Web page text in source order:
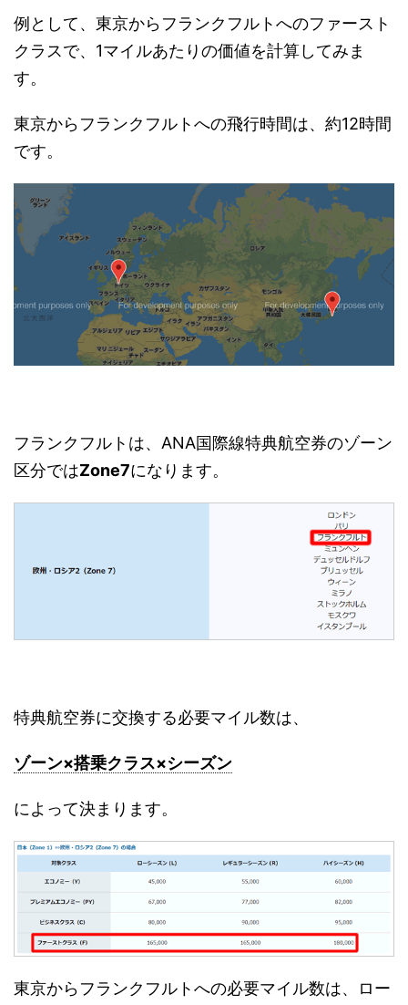
例として、東京からフランクフルトへのファースト
クラスで、1マイルあたりの価値を計算してみま
す。
東京からフランクフルトへの飛行時間は、約12時間
です。
フランクフルトは、ANA国際線特典航空券のゾーン
区分ではZone7になります。
特典航空券に交換する必要マイル数は、
ゾーン×搭乗クラス×シーズン
によって決まります。
東京からフランクフルトへの必要マイル数は、ロー